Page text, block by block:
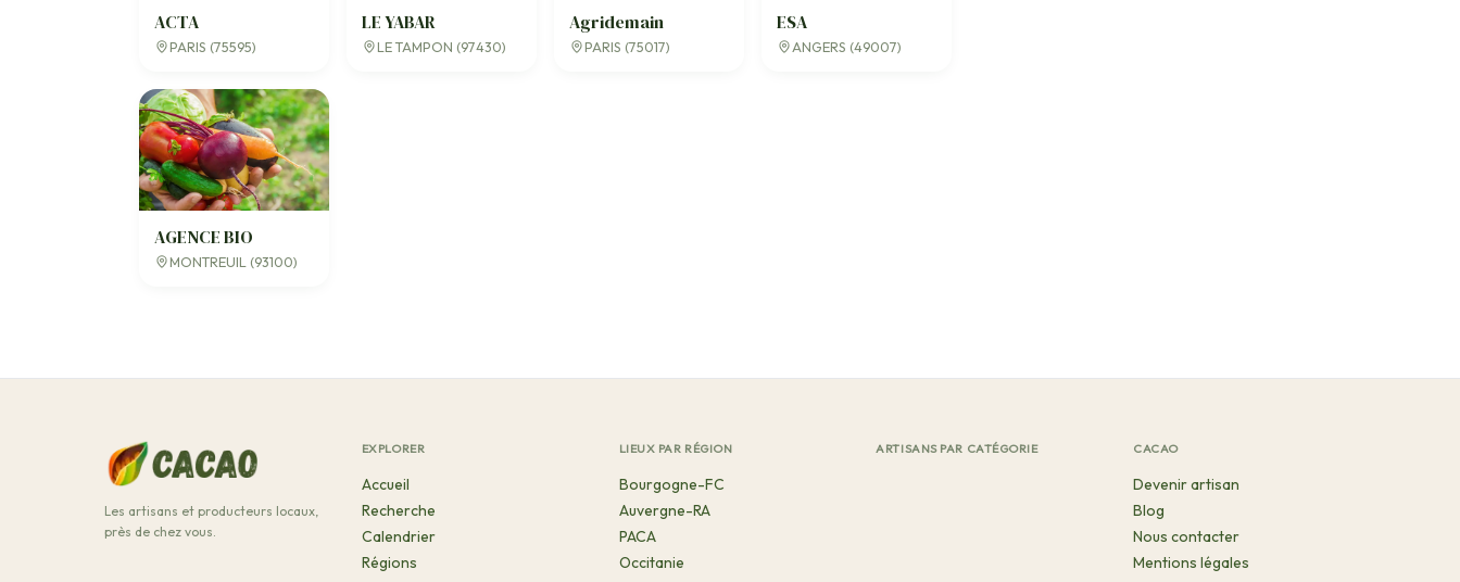
ACTA
PARIS (75595)
LE YABAR
LE TAMPON (97430)
Agridemain
PARIS (75017)
ESA
ANGERS (49007)
AGENCE BIO
MONTREUIL (93100)
Les artisans et producteurs locaux,
près de chez vous.
EXPLORER
Accueil
Recherche
Calendrier
Régions
LIEUX PAR RÉGION
Bourgogne-FC
Auvergne-RA
PACA
Occitanie
ARTISANS PAR CATÉGORIE CACAO
Devenir artisan
Blog
Nous contacter
Mentions légales